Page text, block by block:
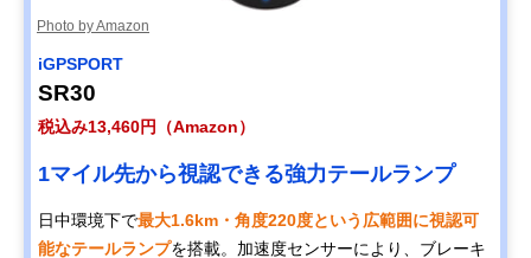
Photo by Amazon
iGPSPORT
SR30
税込み13,460円（Amazon）
1マイル先から視認できる強力テールランプ
日中環境下で最大1.6km・角度220度という広範囲に視認可
能なテールランプを搭載。加速度センサーにより、ブレーキ